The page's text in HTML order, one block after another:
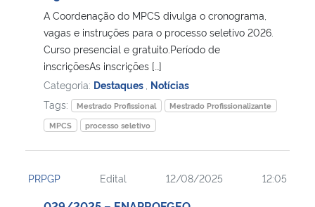
Secretaria de Governo
Gabinete de Segurança Institucional
Advocacia-Geral da União
Banco Central do Brasil
A Coordenação do MPCS divulga o cronograma,
vagas e instruções para o processo seletivo 2026.
Curso presencial e gratuito.Período de
inscriçõesAs inscrições […]
Categoria: Destaques Notícias
Tags:
Mestrado Profissional
Mestrado Profissionalizante
MPCS
processo seletivo
PRPGP Edital 12/08/2025 12:05